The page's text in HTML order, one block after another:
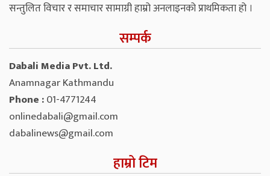
सन्तुलित विचार र समाचार सामाग्री हाम्रो अनलाइनको प्राथमिकता हो ।
सम्पर्क
Dabali Media Pvt. Ltd.
Anamnagar Kathmandu
Phone :01-4771244
onlinedabali@gmail.com
dabalinews@gmail.com
हाम्रो टिम